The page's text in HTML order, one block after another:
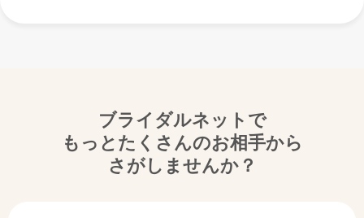
ブライダルネットで
もっとたくさんのお相手から
さがしませんか？